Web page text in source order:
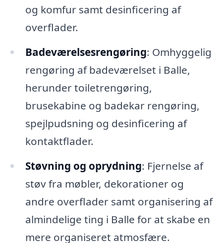
og komfur samt desinficering af
overflader.
Badeværelsesrengøring: Omhyggelig
rengøring af badeværelset i Balle,
herunder toiletrengøring,
brusekabine og badekar rengøring,
spejlpudsning og desinficering af
kontaktflader.
Støvning og oprydning: Fjernelse af
støv fra møbler, dekorationer og
andre overflader samt organisering af
almindelige ting i Balle for at skabe en
mere organiseret atmosfære.